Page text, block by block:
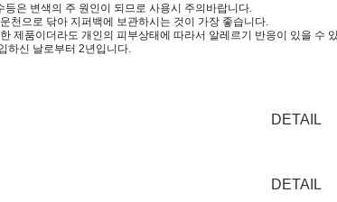
등은 변색의 주 원인이 되므로 사용시 주의바랍니다.
천으로 닦아 지퍼백에 보관하시는 것이 가장 좋습니다.
제품이더라도 개인의 피부상태에 따라서 알레르기 반응이 있을 수
하신 날로부터 2년입니다.
DETAIL
DETAIL